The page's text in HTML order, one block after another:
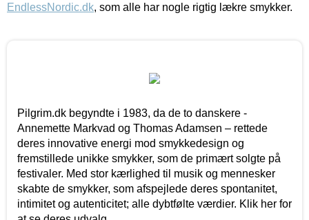
EndlessNordic.dk, som alle har nogle rigtig lækre smykker.
Pilgrim.dk begyndte i 1983, da de to danskere -
Annemette Markvad og Thomas Adamsen – rettede
deres innovative energi mod smykkedesign og
fremstillede unikke smykker, som de primært solgte på
festivaler. Med stor kærlighed til musik og mennesker
skabte de smykker, som afspejlede deres spontanitet,
intimitet og autenticitet; alle dybtfølte værdier. Klik her for